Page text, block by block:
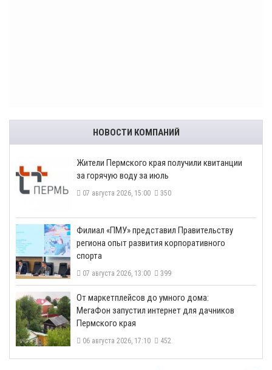
НОВОСТИ КОМПАНИЙ
​Жители Пермского края получили квитанции
за горячую воду за июль
07 августа 2026, 15:00 350
​Филиал «ПМУ» представил Правительству
региона опыт развития корпоративного
спорта
07 августа 2026, 13:00 399
От маркетплейсов до умного дома:
МегаФон запустил интернет для дачников
Пермского края
06 августа 2026, 17:10 452